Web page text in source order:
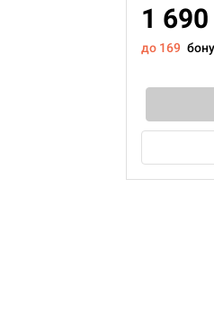
1
до 169